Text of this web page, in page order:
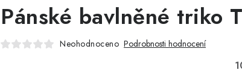
Pánské bavlněné triko
Neohodnoceno Podrobnosti hodnocení